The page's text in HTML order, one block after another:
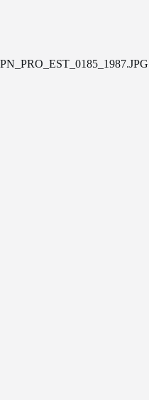
PN_PRO_EST_0185_1987.JPG